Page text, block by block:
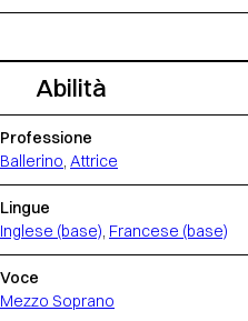
Abilità
Professione
Ballerino, Attrice
Lingue
Inglese (base), Francese (base)
Voce
Mezzo Soprano